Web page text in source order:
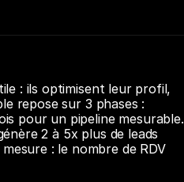
: ils optimisent leur profil,
repose sur 3 phases :
pour un pipeline mesurable.
2 à 5x plus de leads
: le nombre de RDV